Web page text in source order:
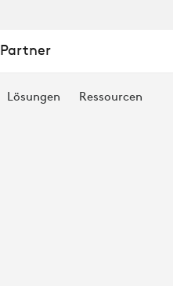
Partner
Lösungen Ressourcen